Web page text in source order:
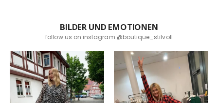
BILDER UND EMOTIONEN
follow us on instagram @boutique_stilvoll